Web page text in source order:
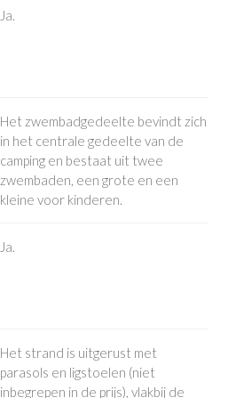
Ja.
Het zwembadgedeelte bevindt zich
in het centrale gedeelte van de
camping en bestaat uit twee
zwembaden, een grote en een
kleine voor kinderen.
Ja.
Het strand is uitgerust met
parasols en ligstoelen (niet
inbegrepen in de prijs), vlakbij de